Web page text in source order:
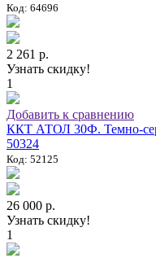
Код: 64696
2 261 р.
Узнать скидку!
1
Добавить к сравнению
ККТ АТОЛ 30Ф. Темно-
50324
Код: 52125
26 000 р.
Узнать скидку!
1